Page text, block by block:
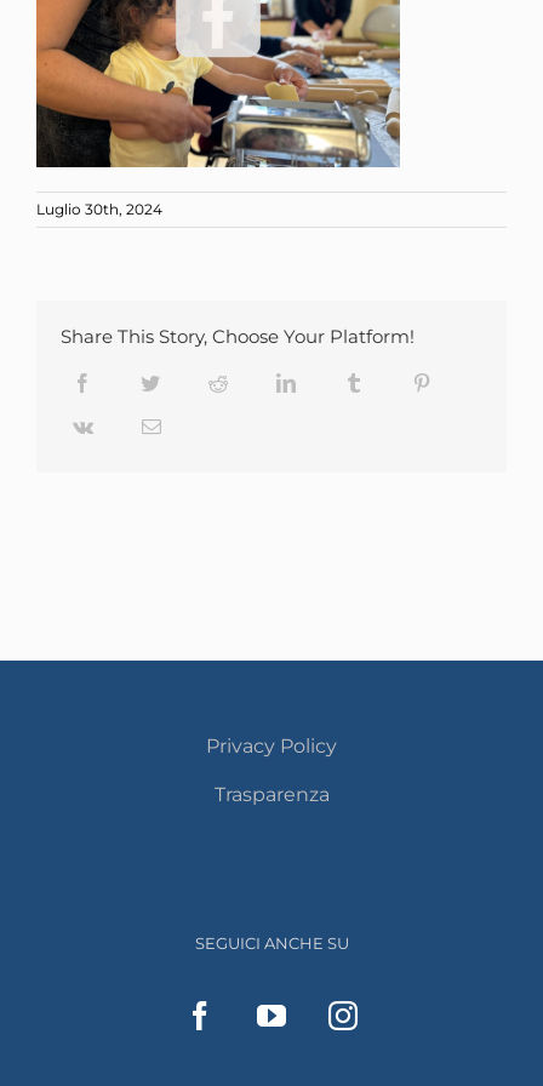
Luglio 30th, 2024
Share This Story, Choose Your Platform!
Facebook Twitter Reddit LinkedIn Tumblr
Vk Email
Privacy Policy
Trasparenza
SEGUICI ANCHE SU